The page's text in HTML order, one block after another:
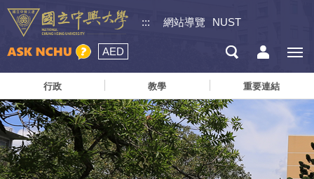
::: 網站導覽 NUST
AED
行政 教學 重要連結